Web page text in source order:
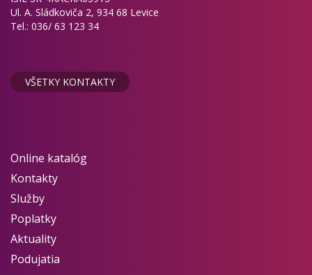
Ul. A. Sládkoviča 2, 934 68 Levice
Tel.: 036/ 63 123 34
VŠETKY KONTAKTY
Online katalóg
Kontakty
Služby
Poplatky
Aktuality
Podujatia